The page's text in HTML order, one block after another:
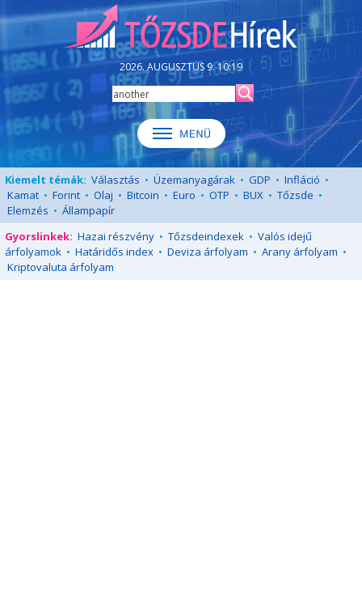
2026. AUGUSZTUS 9. 10:19
Kiemelt témák: Választás • Üzemanyagárak • GDP • Infláció •
Kamat • Forint • Olaj • Bitcoin • Euro • OTP • BUX • Tőzsde •
Elemzés • Állampapír
Gyorslinkek: Hazai részvény • Tőzsdeindexek • Valós idejű
árfolyamok • Határidős index • Deviza árfolyam • Arany árfolyam •
Kriptovaluta árfolyam